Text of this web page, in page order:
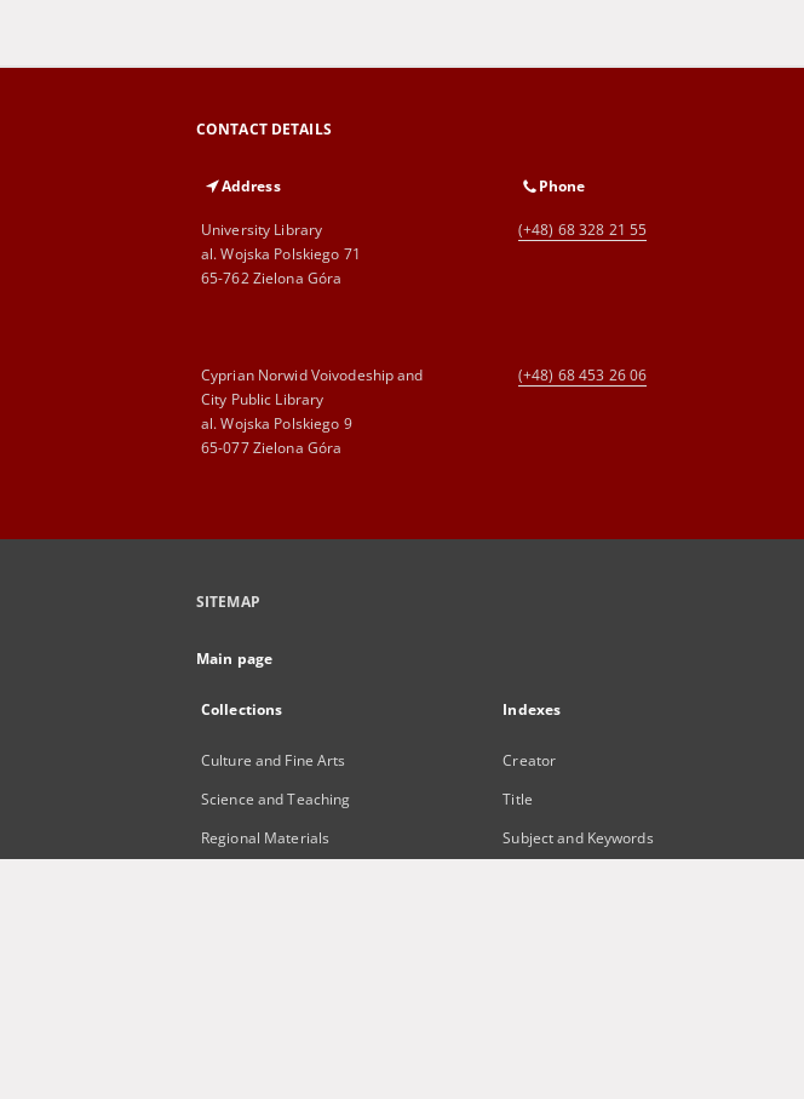
CONTACT DETAILS
Address
University Library
al. Wojska Polskiego 71
65-762 Zielona Góra
Phone
(+48) 68 328 21 55
Cyprian Norwid Voivodeship and
City Public Library
al. Wojska Polskiego 9
65-077 Zielona Góra
(+48) 68 453 26 06
SITEMAP
Main page
Collections
Culture and Fine Arts
Science and Teaching
Regional Materials
Indexes
Creator
Title
Subject and Keywords